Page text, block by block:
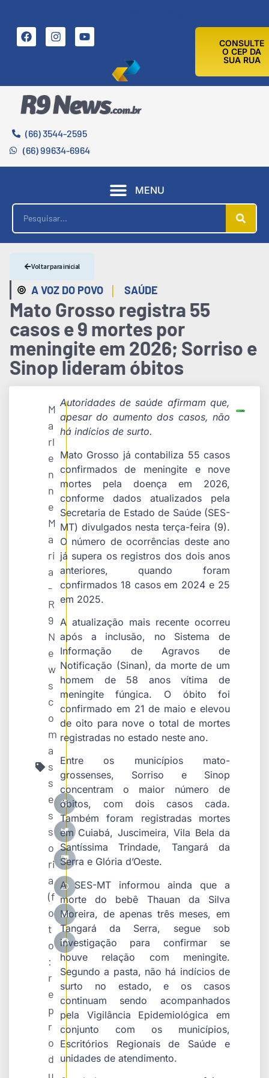
CONSULTE
O CEP DA
SUA RUA
(66) 3544-2595
(66) 99634-6964
MENU
A VOZ DO POVO | SAÚDE
Voltar para inicial
Mato Grosso registra 55
casos e 9 mortes por
meningite em 2026; Sorriso e
Sinop lideram óbitos
M
a
rl
e
n
n
e
M
a
ri
a
-
R
9
N
e
w
s
c
o
m
a
s
s
e
s
s
o
ri
a
(f
o
t
o
:
r
e
p
r
o
d
u
Autoridades de saúde afirmam que,
apesar do aumento dos casos, não
há indícios de surto.
Mato Grosso já contabiliza 55 casos
confirmados de meningite e nove
mortes pela doença em 2026,
conforme dados atualizados pela
Secretaria de Estado de Saúde (SES-
MT) divulgados nesta terça-feira (9).
O número de ocorrências deste ano
já supera os registros dos dois anos
anteriores, quando foram
confirmados 18 casos em 2024 e 25
em 2025.
A atualização mais recente ocorreu
após a inclusão, no Sistema de
Informação de Agravos de
Notificação (Sinan), da morte de um
homem de 58 anos vítima de
meningite fúngica. O óbito foi
confirmado em 21 de maio e elevou
de oito para nove o total de mortes
registradas no estado neste ano.
Entre os municípios mato-
grossenses, Sorriso e Sinop
concentram o maior número de
óbitos, com dois casos cada.
Também foram registradas mortes
em Cuiabá, Juscimeira,Vila Bela da
Santíssima Trindade, Tangará da
Serra e Glória d’Oeste.
A SES-MT informou ainda que a
morte do bebê Thauan da Silva
Moreira, de apenas três meses, em
Tangará da Serra, segue sob
investigação para confirmar se
houve relação com meningite.
Segundo a pasta, não há indícios de
surto no estado, e os casos
continuam sendo acompanhados
pela Vigilância Epidemiológica em
conjunto com os municípios,
Escritórios Regionais de Saúde e
unidades de atendimento.